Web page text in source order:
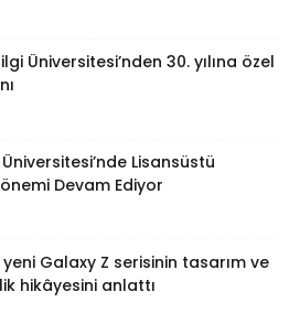
Üniversitesi’nden 30. yılına özel
Lisansüstü
Devam Ediyor
Galaxy Z serisinin tasarım ve
hikâyesini anlattı